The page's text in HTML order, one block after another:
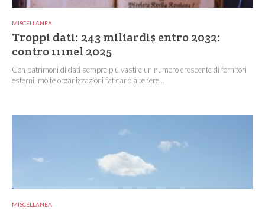
MISCELLANEA
Troppi dati: 243 miliardi$ entro 2032:
contro 111nel 2025
Con patrimoni di dati sempre più vasti e un numero crescente di fornitori
esterni, molte organizzazioni faticano a tenere...
MISCELLANEA